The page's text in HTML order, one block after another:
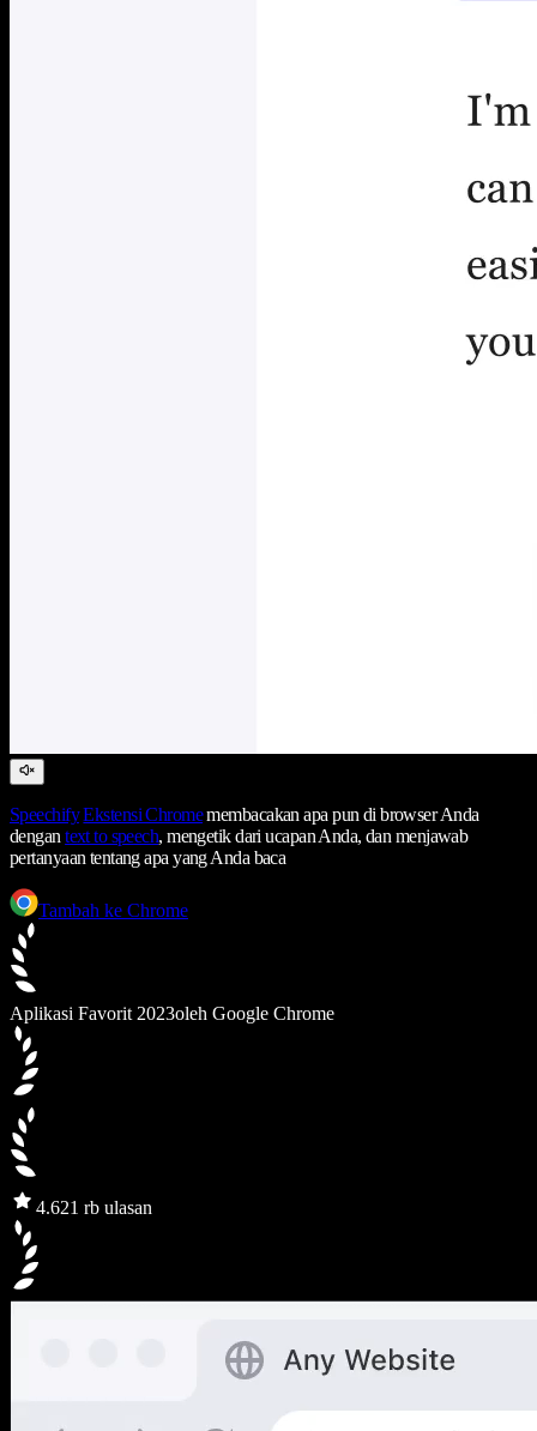
Speechify Ekstensi Chromemembacakan apa pun di browser Anda
dengantext to speech, mengetik dari ucapan Anda, dan menjawab
pertanyaan tentang apa yang Anda baca
Tambah ke Chrome
Aplikasi Favorit 2023oleh Google Chrome
4.621 rb ulasan